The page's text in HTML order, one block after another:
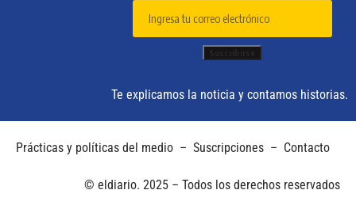
Te explicamos la noticia y contamos historias.
Prácticas y políticas del medio – Suscripciones – Contacto
© eldiario. 2025 – Todos los derechos reservados